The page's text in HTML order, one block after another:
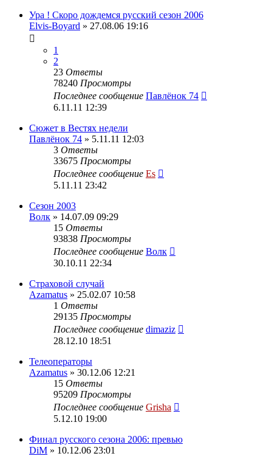
Ура ! Скоро дождемся русский сезон 2006
Elvis-Boyard » 27.08.06 19:16
1
2
23 Ответы
78240 Просмотры
Последнее сообщение Павлёнок 74
6.11.11 12:39
Сюжет в Вестях недели
Павлёнок 74 » 5.11.11 12:03
3 Ответы
33675 Просмотры
Последнее сообщение Es
5.11.11 23:42
Сезон 2003
Волк » 14.07.09 09:29
15 Ответы
93838 Просмотры
Последнее сообщение Волк
30.10.11 22:34
Страховой случай
Azamatus » 25.02.07 10:58
1 Ответы
29135 Просмотры
Последнее сообщение dimaziz
28.12.10 18:51
Телеоператоры
Azamatus » 30.12.06 12:21
15 Ответы
95209 Просмотры
Последнее сообщение Grisha
5.12.10 19:00
Финал русского сезона 2006: превью
DiM » 10.12.06 23:01